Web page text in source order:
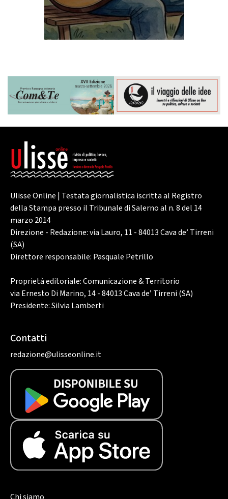
Ulisse Online | Testata giornalistica iscritta al Registro
della Stampa presso il Tribunale di Salerno al n. 8 del 14
marzo 2014
Direzione - Redazione: via Lauro, 11 - 84013 Cava de’ Tirreni
(SA)
Direttore responsabile: Pasquale Petrillo
Proprietà editoriale: Comunicazione & Territorio
via Ernesto Di Marino, 14 - 84013 Cava de’ Tirreni (SA)
Presidente: Silvia Lamberti
Contatti
redazione@ulisseonline.it